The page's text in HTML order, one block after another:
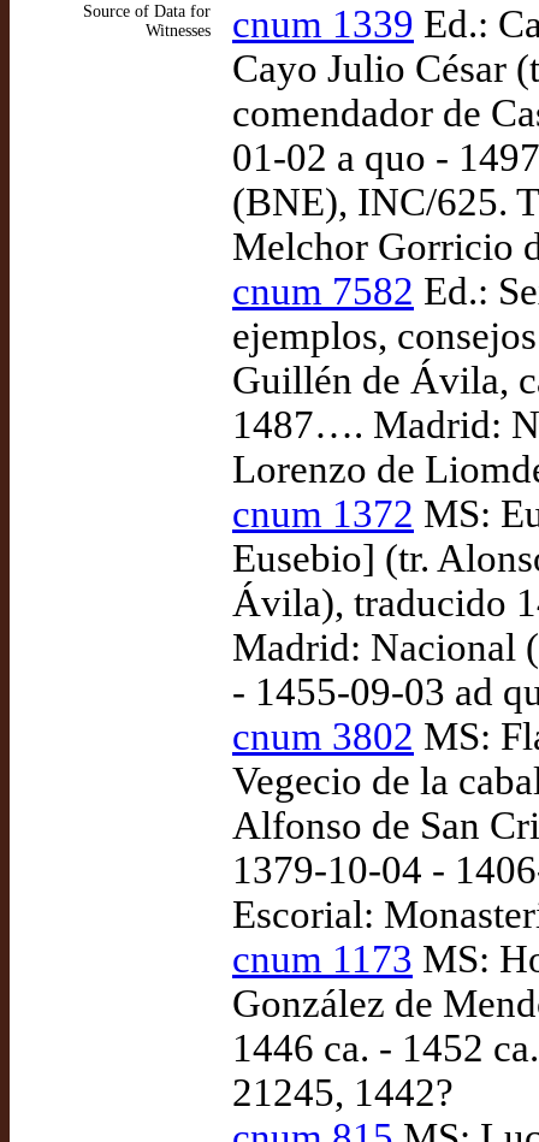
Source of Data for
Witnesses
cnum 1339 Ed.:
Cayo Julio César
comendador de
01-02 a quo -
(BNE), INC/625.
Melchor Gorricio
cnum 7582 Ed.:
ejemplos,
Guillén de Ávila,
1487…. Madrid:
Lorenzo de
cnum 1372 MS:
Eusebio] (tr.
Ávila), traducido
Madrid: Nacional
- 1455-09-03 ad
cnum 3802 MS:
Vegecio de la
Alfonso de San
1379-10-04 -
Escorial:
cnum 1173 MS:
González de
1446 ca. - 1452
21245, 1442?